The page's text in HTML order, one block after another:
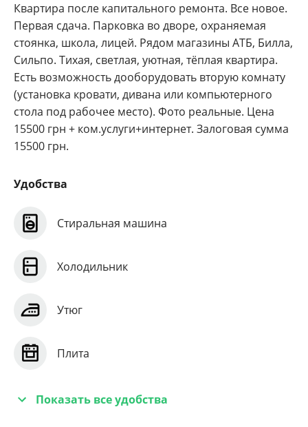
Квартира после капитального ремонта. Все новое.
Первая сдача. Парковка во дворе, охраняемая
стоянка, школа, лицей. Рядом магазины АТБ, Билла,
Сильпо. Тихая, светлая, уютная, тёплая квартира.
Есть возможность дооборудовать вторую комнату
(установка кровати, дивана или компьютерного
стола под рабочее место). Фото реальные. Цена
15500 грн + ком.услуги+интернет. Залоговая сумма
15500 грн.
Удобства
Стиральная машина
Холодильник
Утюг
Плита
Показать все удобства